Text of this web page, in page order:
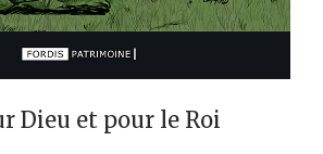
Dieu et pour le Roi